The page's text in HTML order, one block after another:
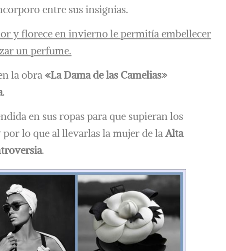
entre sus insignias.
y florece en invierno le permitía embellecer
un perfume.
la obra «La Dama de las Camelias»
.
en sus ropas para que supieran los
lo que al llevarlas la mujer de laAlta
.